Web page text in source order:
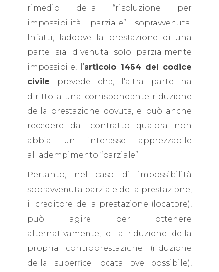
rimedio della “risoluzione per
impossibilità parziale” sopravvenuta.
Infatti, laddove la prestazione di una
parte sia divenuta solo parzialmente
impossibile, l’articolo 1464 del codice
civile prevede che, l'altra parte ha
diritto a una corrispondente riduzione
della prestazione dovuta, e può anche
recedere dal contratto qualora non
abbia un interesse apprezzabile
all'adempimento “parziale”.
Pertanto, nel caso di impossibilità
sopravvenuta parziale della prestazione,
il creditore della prestazione (locatore),
può agire per ottenere
alternativamente, o la riduzione della
propria controprestazione (riduzione
della superfice locata ove possibile),